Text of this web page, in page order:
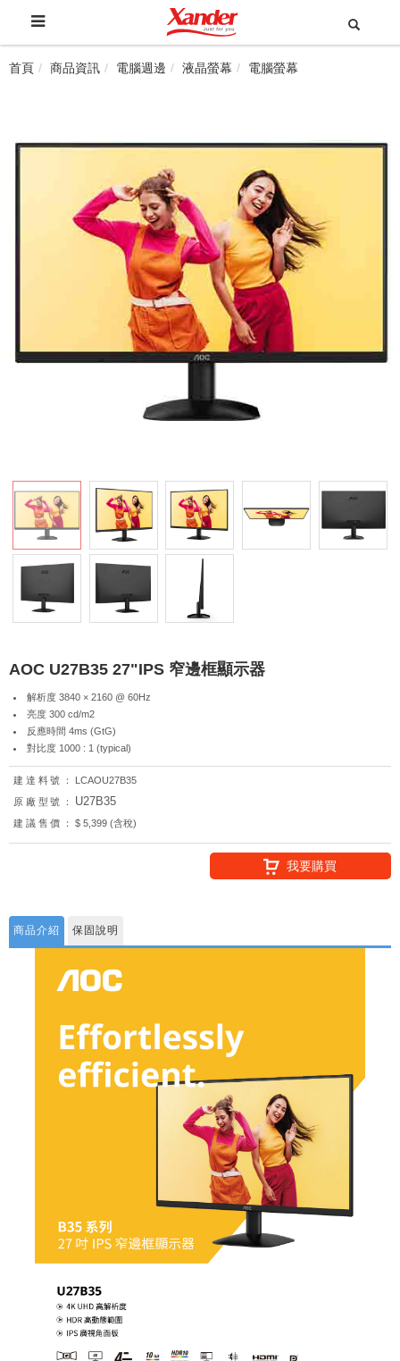
首頁 商品資訊 電腦週邊 液晶螢幕 電腦螢幕
AOC U27B35 27"IPS 窄邊框顯示器
解析度 3840 × 2160 @ 60Hz
亮度 300 cd/m2
反應時間 4ms (GtG)
對比度 1000 : 1 (typical)
建達料號：
LCAOU27B35
原廠型號：
U27B35
建議售價： $ 5,399 (含稅)
我要購買
商品介紹 保固說明